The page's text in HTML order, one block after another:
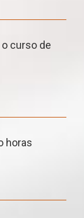
curso de
horas